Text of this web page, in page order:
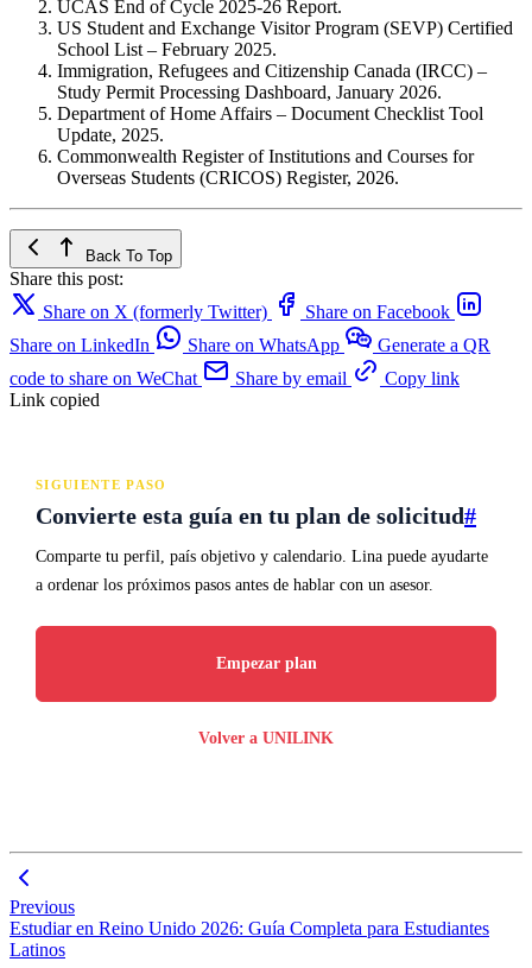
UCAS End of Cycle 2025-26 Report.
US Student and Exchange Visitor Program (SEVP) Certified
School List – February 2025.
Immigration, Refugees and Citizenship Canada (IRCC) –
Study Permit Processing Dashboard, January 2026.
Department of Home Affairs – Document Checklist Tool
Update, 2025.
Commonwealth Register of Institutions and Courses for
Overseas Students (CRICOS) Register, 2026.
Back To Top
Share this post:
Share on X (formerly Twitter)
Share on Facebook
Share on LinkedIn
Share on WhatsApp
Generate a QR
code to share on WeChat
Share by email
Copy link
Link copied
SIGUIENTE PASO
Convierte esta guía en tu plan de solicitud#
Comparte tu perfil, país objetivo y calendario. Lina puede ayudarte
a ordenar los próximos pasos antes de hablar con un asesor.
Empezar plan
Volver a UNILINK
Previous
Estudiar en Reino Unido 2026: Guía Completa para Estudiantes
Latinos